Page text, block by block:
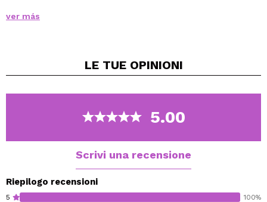
lunga tenuta.
ver más
LE TUE OPINIONI
5.00
Scrivi una recensione
Riepilogo recensioni
5 100%